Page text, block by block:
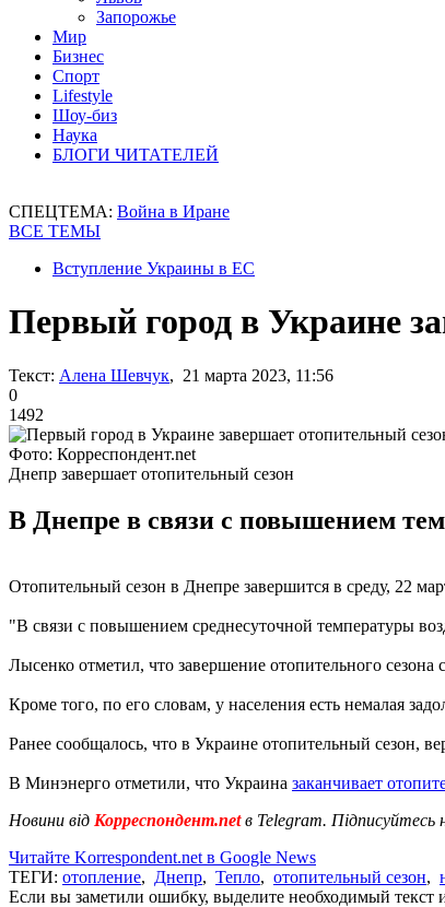
Запорожье
Мир
Бизнес
Спорт
Lifestyle
Шоу-биз
Наука
БЛОГИ ЧИТАТЕЛЕЙ
СПЕЦТЕМА: Война в Иране
ВСЕ ТЕМЫ
Вступление Украины в ЕС
Первый город в Украине
Текст: Алена Шевчук, 21 марта 2023, 11:56
0
1492
Фото: Корреспондент.net
Днепр завершает отопительный сезон
В Днепре в связи с повышением
Отопительный сезон в Днепре завершится в среду, 22
"В связи с повышением среднесуточной температуры
Лысенко отметил, что завершение отопительного
Кроме того, по его словам, у населения есть немалая
Ранее сообщалось, что в Украине отопительный сезон,
В Минэнерго отметили, что Украина заканчивает
Новини від Корреспондент.netв Telegram. Підписуйтесь
Читайте Korrespondent.net в Google News
ТЕГИ: отопление, Днепр, Тепло, отопительный сезон,
Если вы заметили ошибку, выделите необходимый